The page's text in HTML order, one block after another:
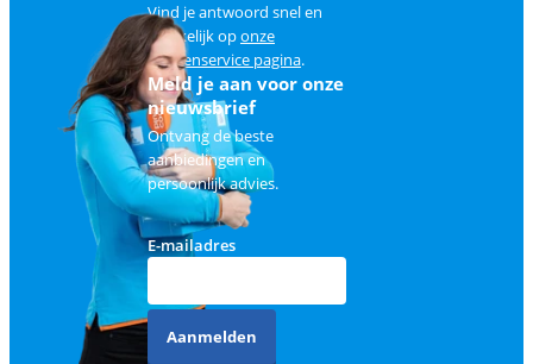
Vind je antwoord snel en
makkelijk oponze
klantenservice pagina.
Meld je aan voor onze
nieuwsbrief
Ontvang de beste
aanbiedingen en
persoonlijk advies.
E-mailadres
Aanmelden